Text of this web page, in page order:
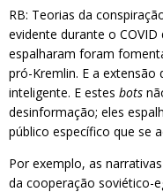
RB: Teorias da
evidente durante o
espalharam foram
pró-Kremlin. E a
inteligente. E estes bots
desinformação; eles
público específico que se
Por exemplo, as
da cooperação soviético-